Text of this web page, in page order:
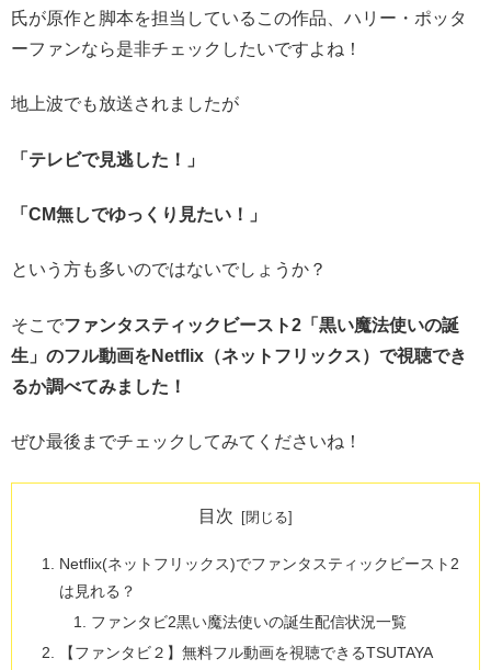
氏が原作と脚本を担当しているこの作品、ハリー・ポッタ
ーファンなら是非チェックしたいですよね！
地上波でも放送されましたが
「テレビで見逃した！」
「CM無しでゆっくり見たい！」
という方も多いのではないでしょうか？
そこでファンタスティックビースト2「黒い魔法使いの誕
生」のフル動画をNetflix（ネットフリックス）で視聴でき
るか調べてみました！
ぜひ最後までチェックしてみてくださいね！
目次
Netflix(ネットフリックス)でファンタスティックビースト2
は見れる？
ファンタビ2黒い魔法使いの誕生配信状況一覧
【ファンタビ２】無料フル動画を視聴できるTSUTAYA